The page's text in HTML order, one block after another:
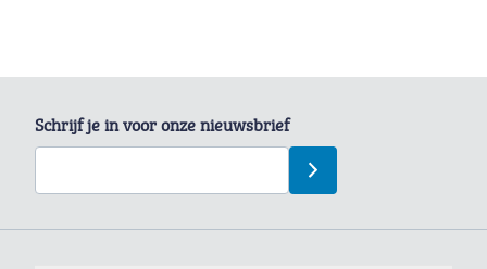
Schrijf je in voor onze nieuwsbrief